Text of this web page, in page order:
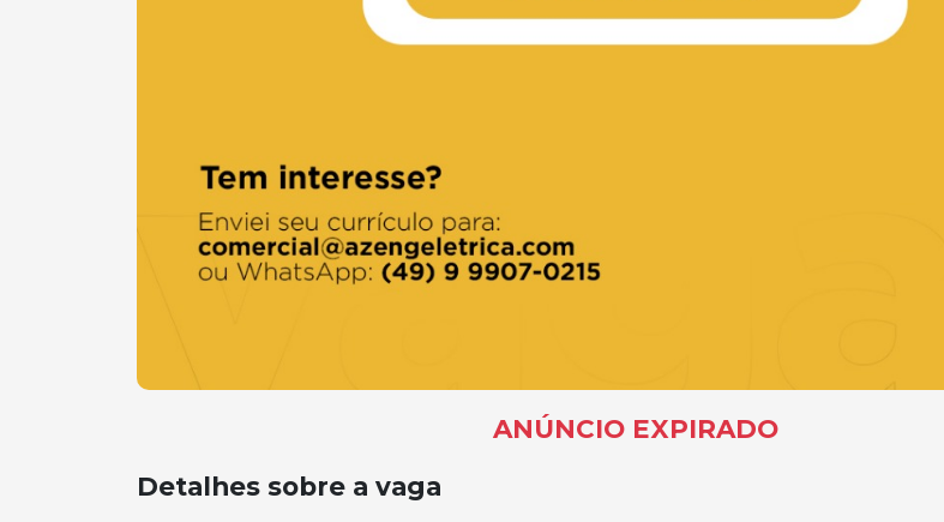
ANÚNCIO EXPIRADO
Detalhes sobre a vaga